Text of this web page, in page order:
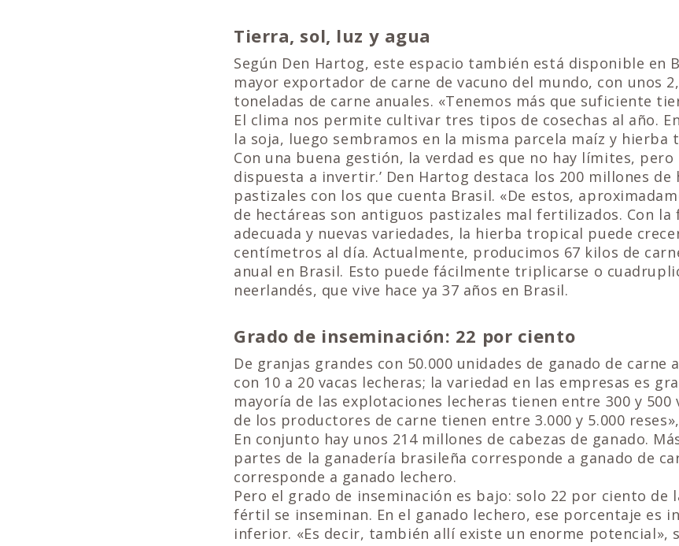
Tierra, sol, luz y agua
Según Den Hartog, este espacio también está disponible en
mayor exportador de carne de vacuno del mundo, con unos
toneladas de carne anuales. «Tenemos más que suficiente
El clima nos permite cultivar tres tipos de cosechas al año.
la soja, luego sembramos en la misma parcela maíz y hierba
Con una buena gestión, la verdad es que no hay límites,
dispuesta a invertir.’ Den Hartog destaca los 200 millones de
pastizales con los que cuenta Brasil. «De estos,
de hectáreas son antiguos pastizales mal fertilizados. Con
adecuada y nuevas variedades, la hierba tropical puede
centímetros al día. Actualmente, producimos 67 kilos de
anual en Brasil. Esto puede fácilmente triplicarse o
neerlandés, que vive hace ya 37 años en Brasil.
Grado de inseminación: 22 por ciento
De granjas grandes con 50.000 unidades de ganado de carne
con 10 a 20 vacas lecheras; la variedad en las empresas es
mayoría de las explotaciones lecheras tienen entre 300 y 500
de los productores de carne tienen entre 3.000 y 5.000
En conjunto hay unos 214 millones de cabezas de ganado.
partes de la ganadería brasileña corresponde a ganado de
corresponde a ganado lechero.
Pero el grado de inseminación es bajo: solo 22 por ciento de
fértil se inseminan. En el ganado lechero, ese porcentaje es
inferior. «Es decir, también allí existe un enorme potencial»,